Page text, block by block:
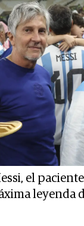
el
leyenda